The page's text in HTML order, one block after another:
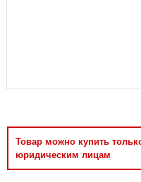
Товар можно купить
юридическим лицам